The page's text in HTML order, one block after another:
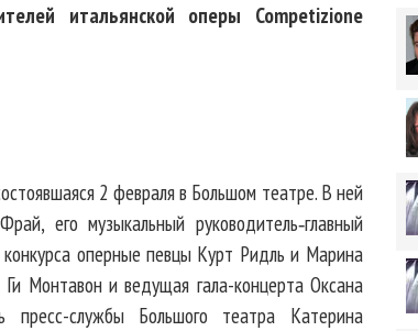
итальянской оперы Competizione
2 февраля в Большом театре. В ней
его музыкальный руководитель‑главный
оперные певцы Курт Ридль и Марина
Монтавон и ведущая гала-концерта Оксана
пресс-службы Большого театра Катерина